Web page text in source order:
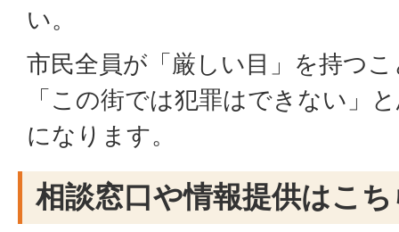
い。
市民全員が「厳しい目」を持つ
「この街では犯罪はできない」
になります。
相談窓口や情報提供はこ